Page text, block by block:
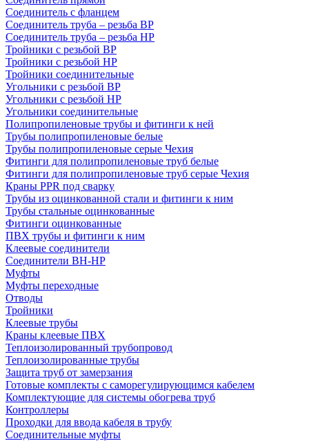
Соединитель с фланцем
Соединитель труба – резьба ВР
Соединитель труба – резьба НР
Тройники с резьбой ВР
Тройники с резьбой НР
Тройники соединительные
Угольники с резьбой ВР
Угольники с резьбой НР
Угольники соединительные
Полипропиленовые трубы и фитинги к ней
Трубы полипропиленовые белые
Трубы полипропиленовые серые Чехия
Фитинги для полипропиленовые труб белые
Фитинги для полипропиленовые труб серые Чехия
Краны PPR под сварку
Трубы из оцинкованной стали и фитинги к ним
Трубы стальные оцинкованные
Фитинги оцинкованные
ПВХ трубы и фитинги к ним
Клеевые соединители
Соединители ВН-НР
Муфты
Муфты переходные
Отводы
Тройники
Клеевые трубы
Краны клеевые ПВХ
Теплоизолированный трубопровод
Теплоизолированные трубы
Защита труб от замерзания
Готовые комплекты с саморегулирующимся кабелем
Комплектующие для системы обогрева труб
Контроллеры
Проходки для ввода кабеля в трубу
Соединительные муфты